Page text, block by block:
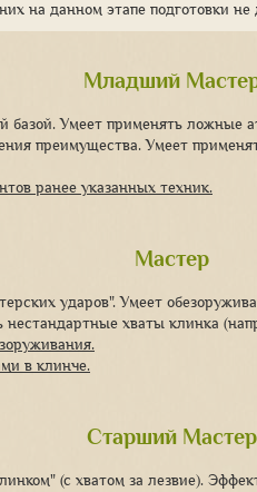
на данном этапе подготовки не
Младший
базой. Умеет применять ложные
преимущества. Умеет
ранее указанных техник.
Мастер
ударов". Умеет
хваты клинка
в клинче.
Старший Мастер
(с хватом за лезвие).